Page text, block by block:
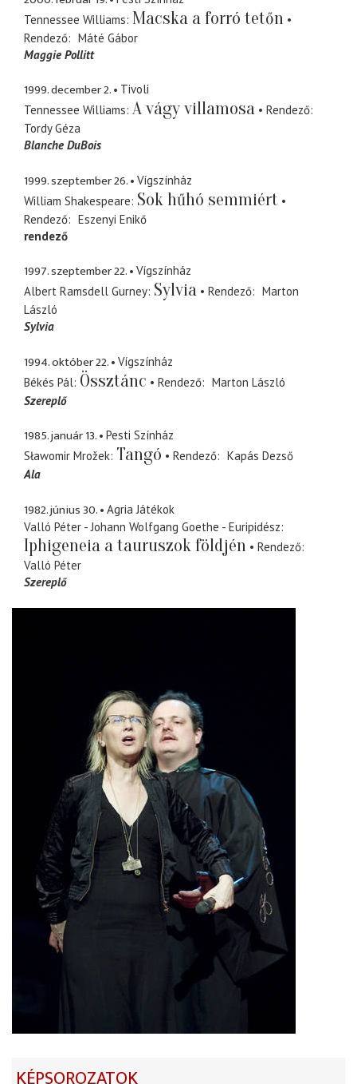
Tennessee Williams Macska a forró tetőn
Rendező
Máté Gábor
Maggie Pollitt
1999. december 2.
Tivoli
Tennessee Williams A vágy villamosa
Rendező
Tordy Géza
Blanche DuBois
1999. szeptember 26.
Vígszínház
William Shakespeare Sok hűhó semmiért
Rendező
Eszenyi Enikő
rendező
1997. szeptember 22.
Vígszínház
Albert Ramsdell Gurney Sylvia Rendező
Marton
László
Sylvia
1994. október 22.
Vígszínház
Békés Pál Össztánc Rendező
Marton László
Szereplő
1985. január 13.
Pesti Színház
Sławomir Mrožek Tangó Rendező
Kapás Dezső
Ala
1982. június 30.
Agria Játékok
Valló Péter - Johann Wolfgang Goethe - Euripidész
Iphigeneia a tauruszok földjén
Rendező
Valló Péter
Szereplő